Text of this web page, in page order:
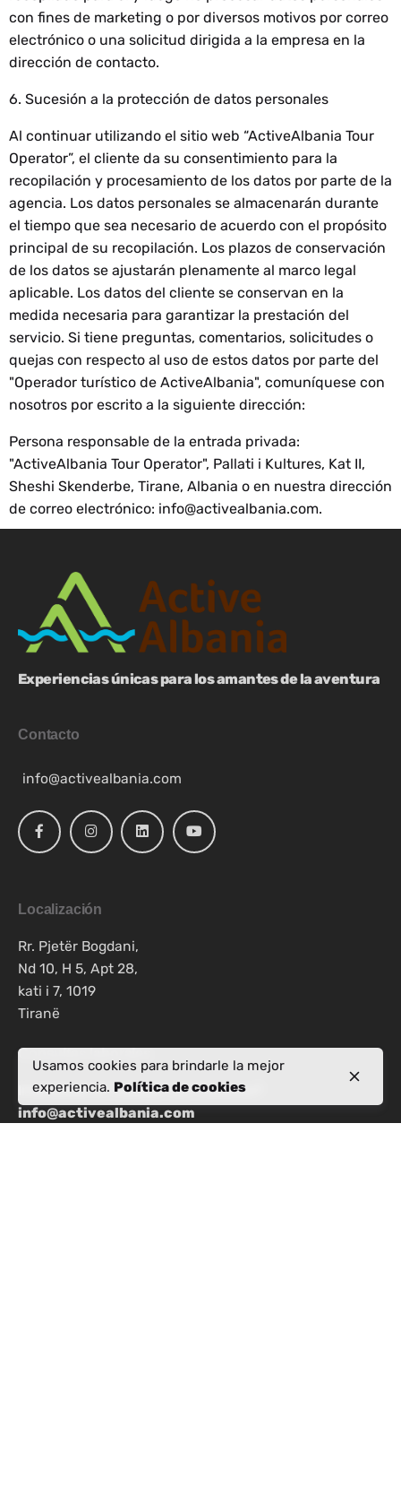
con fines de marketing o por diversos motivos por correo
electrónico o una solicitud dirigida a la empresa en la
dirección de contacto.
6. Sucesión a la protección de datos personales
Al continuar utilizando el sitio web “ActiveAlbania Tour
Operator”, el cliente da su consentimiento para la
recopilación y procesamiento de los datos por parte de la
agencia. Los datos personales se almacenarán durante
el tiempo que sea necesario de acuerdo con el propósito
principal de su recopilación. Los plazos de conservación
de los datos se ajustarán plenamente al marco legal
aplicable. Los datos del cliente se conservan en la
medida necesaria para garantizar la prestación del
servicio. Si tiene preguntas, comentarios, solicitudes o
quejas con respecto al uso de estos datos por parte del
"Operador turístico de ActiveAlbania", comuníquese con
nosotros por escrito a la siguiente dirección:
Persona responsable de la entrada privada:
"ActiveAlbania Tour Operator", Pallati i Kultures, Kat II,
Sheshi Skenderbe, Tirane, Albania o en nuestra dirección
de correo electrónico: info@activealbania.com.
Experiencias únicas para los amantes de la aventura
Contacto
info@activealbania.com
Localización
Rr. Pjetër Bogdani,
Nd 10, H 5, Apt 28,
kati i 7, 1019
Tiranë
Consultas laborales
Interesado en trabajar con nosotros?
info@activealbania.com
Usamos cookies para brindarle la mejor
experiencia. Política de cookies